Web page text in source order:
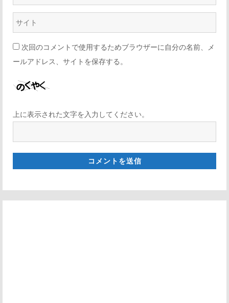
次回のコメントで使用するためブラウザーに自分の名前、メ
ールアドレス、サイトを保存する。
上に表示された文字を入力してください。